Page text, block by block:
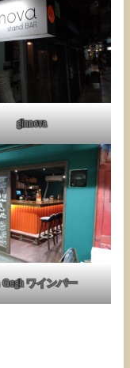
ginnova
Gogh ワインバー